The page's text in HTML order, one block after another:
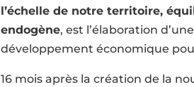
l’échelle de notre territoire,
endogène, est l’élaboration
développement économique
16 mois après la création de la